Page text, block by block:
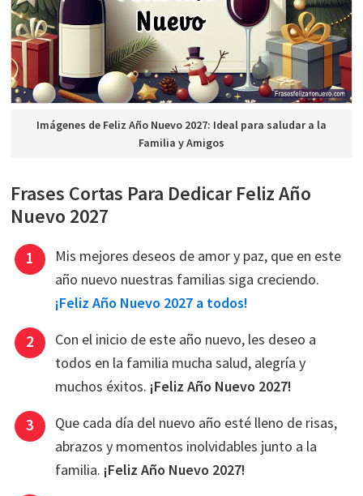
Imágenes de Feliz Año Nuevo 2027: Ideal para saludar a la
Familia y Amigos
Frases Cortas Para Dedicar Feliz Año
Nuevo 2027
Mis mejores deseos de amor y paz, que en este
año nuevo nuestras familias siga creciendo.
¡Feliz Año Nuevo 2027 a todos!
Con el inicio de este año nuevo, les deseo a
todos en la familia mucha salud, alegría y
muchos éxitos. ¡Feliz Año Nuevo 2027!
Que cada día del nuevo año esté lleno de risas,
abrazos y momentos inolvidables junto a la
familia. ¡Feliz Año Nuevo 2027!